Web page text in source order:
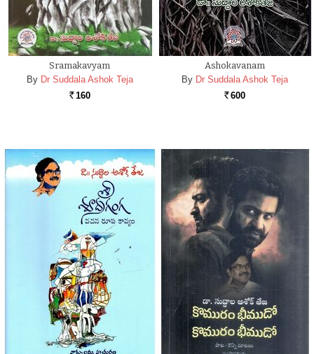
Sramakavyam
By Dr Suddala Ashok Teja
Rs. 160
Ashokavanam
By Dr Suddala Ashok Teja
Rs. 600